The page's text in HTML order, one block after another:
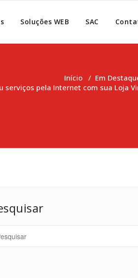
Soluções WEB SAC
Início / Em
serviços pela Internet com sua Loja